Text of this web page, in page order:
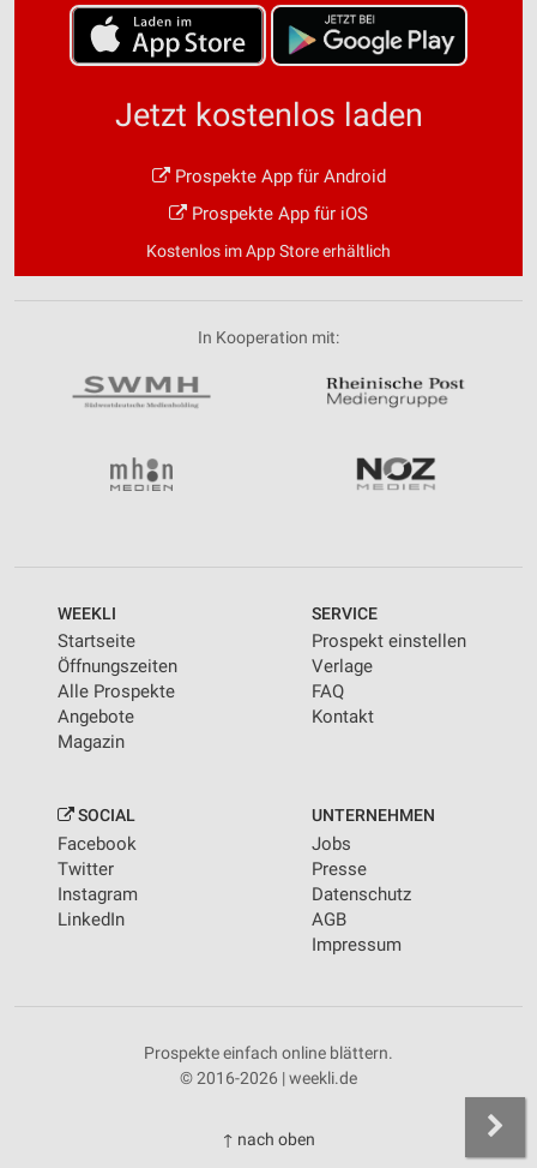
Jetzt kostenlos laden
Prospekte App für Android
Prospekte App für iOS
Kostenlos im App Store erhältlich
In Kooperation mit:
WEEKLI
Startseite
Öffnungszeiten
Alle Prospekte
Angebote
Magazin
SERVICE
Prospekt einstellen
Verlage
FAQ
Kontakt
SOCIAL
Facebook
Twitter
Instagram
LinkedIn
UNTERNEHMEN
Jobs
Presse
Datenschutz
AGB
Impressum
Prospekte einfach online blättern.
© 2016-2026 | weekli.de
↑ nach oben